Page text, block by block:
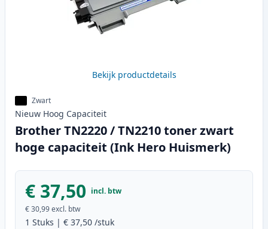
Bekijk productdetails
Zwart
Nieuw Hoog Capaciteit
Brother TN2220 / TN2210 toner zwart
hoge capaciteit (Ink Hero Huismerk)
€ 37,50 incl. btw
€ 30,99excl. btw
1 Stuks | € 37,50 /stuk